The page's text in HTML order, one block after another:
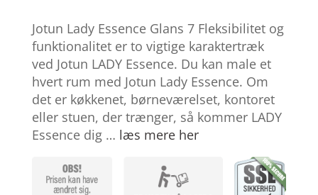
ud af 5
baseret på
kundebedø
mmelser
Jotun Lady Essence Glans 7 Fleksibilitet og
funktionalitet er to vigtige karaktertræk
ved Jotun LADY Essence. Du kan male et
hvert rum med Jotun Lady Essence. Om
det er køkkenet, børneværelset, kontoret
eller stuen, der trænger, så kommer LADY
Essence dig … læs mere her